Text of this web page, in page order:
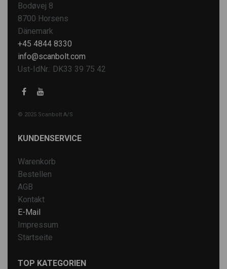
Bodøvej 8
8700 Horsens
Dänemark
+45 4844 8330
info@scanbolt.com
Ust-IdNr.: DK33 39 75 42
© 2025 Scanbolt A/S
KUNDENSERVICE
Warenkorb
Bestellen
AGB
Kontakt
E-Mail
Impressum
Startseite
TOP KATEGORIEN